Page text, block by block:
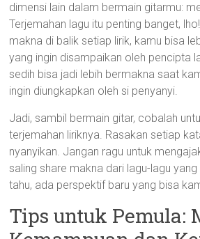
dimensi lain dalam bermain gitarmu:
Terjemahan lagu itu penting banget,
makna di balik setiap lirik, kamu bisa
yang ingin disampaikan oleh pencipta
sedih bisa jadi lebih bermakna saat
ingin diungkapkan oleh si penyanyi.
Jadi, sambil bermain gitar, cobalah
terjemahan liriknya. Rasakan setiap
nyanyikan. Jangan ragu untuk
saling share makna dari lagu-lagu
tahu, ada perspektif baru yang bisa
Tips untuk Pemula: